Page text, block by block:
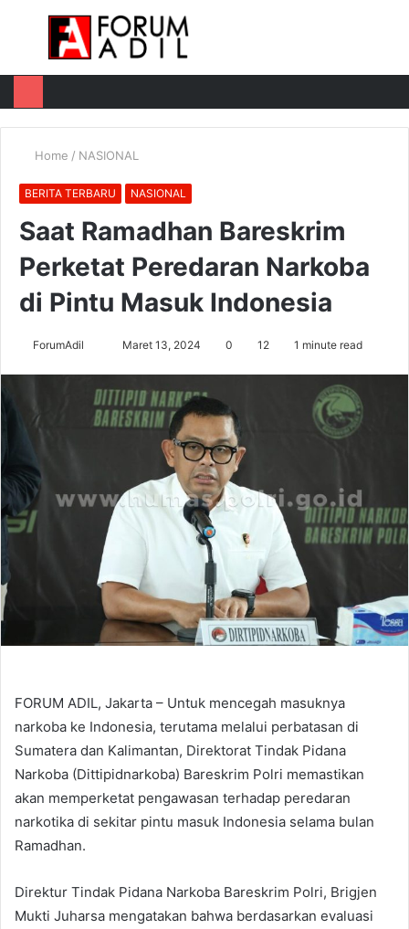
Menu
Home / NASIONAL
BERITA TERBARU NASIONAL
Saat Ramadhan Bareskrim
Perketat Peredaran Narkoba
di Pintu Masuk Indonesia
ForumAdil
email
Maret 13, 2024 0 12 1 minute read
FORUM ADIL, Jakarta – Untuk mencegah masuknya
narkoba ke Indonesia, terutama melalui perbatasan di
Sumatera dan Kalimantan, Direktorat Tindak Pidana
Narkoba (Dittipidnarkoba) Bareskrim Polri memastikan
akan memperketat pengawasan terhadap peredaran
narkotika di sekitar pintu masuk Indonesia selama bulan
Ramadhan.
Direktur Tindak Pidana Narkoba Bareskrim Polri, Brigjen
Mukti Juharsa mengatakan bahwa berdasarkan evaluasi